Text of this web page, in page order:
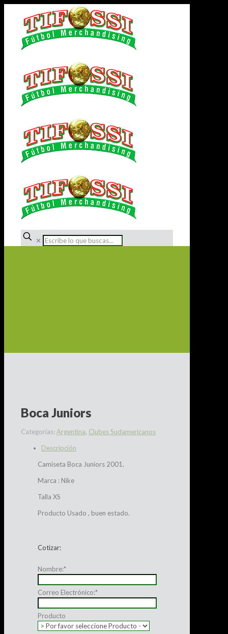
✕
Boca Juniors
Categorías: Argentina, Clubes Sudamericanos
Descripción
Camiseta Boca Juniors 2001.
Marca : Nike
Talla XS
Producto Usado , buen estado.
Cotizar:
Nombre:*
Correo Electrónico:*
Producto